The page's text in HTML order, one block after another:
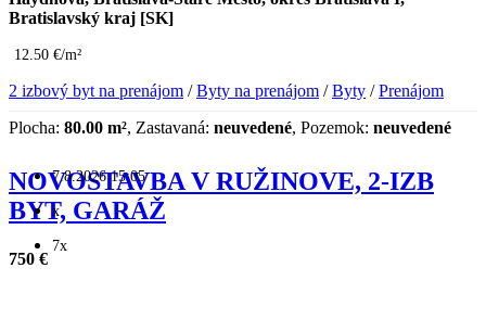
Bratislavský kraj [SK]
12.50 €/m²
2 izbový byt na prenájom /Byty na prenájom /Byty /Prenájom
Plocha: 80.00 m², Zastavaná: neuvedené, Pozemok: neuvedené
7.8.2026 15:05
x
7x
NOVOSTAVBA V RUŽINOVE, 2-IZB
BYT, GARÁŽ
750 €